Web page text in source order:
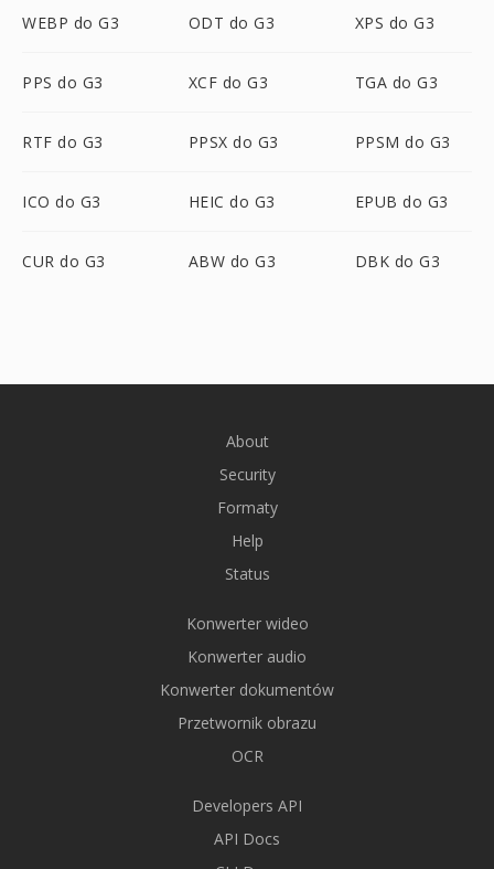
WEBP do G3 ODT do G3 XPS do G3
PPS do G3 XCF do G3 TGA do G3
RTF do G3 PPSX do G3 PPSM do G3
ICO do G3 HEIC do G3 EPUB do G3
CUR do G3 ABW do G3 DBK do G3
About
Security
Formaty
Help
Status
Konwerter wideo
Konwerter audio
Konwerter dokumentów
Przetwornik obrazu
OCR
Developers API
API Docs